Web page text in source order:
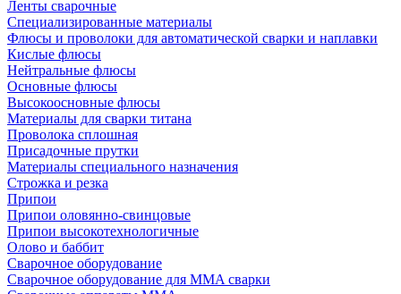
Ленты сварочные
Специализированные материалы
Флюсы и проволоки для автоматической сварки и наплавки
Кислые флюсы
Нейтральные флюсы
Основные флюсы
Высокоосновные флюсы
Материалы для сварки титана
Проволока сплошная
Присадочные прутки
Материалы специального назначения
Строжка и резка
Припои
Припои оловянно-свинцовые
Припои высокотехнологичные
Олово и баббит
Сварочное оборудование
Сварочное оборудование для MMA сварки